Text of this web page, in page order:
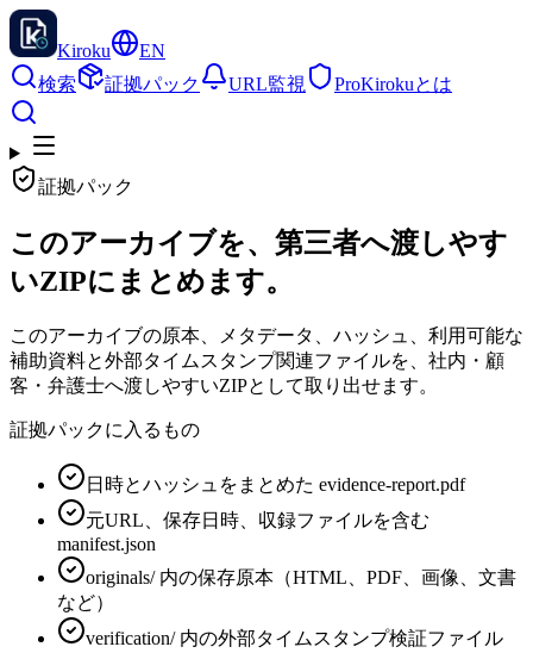
Kiroku
EN
検索
証拠パック URL監視 ProKirokuとは
証拠パック
このアーカイブを、第三者へ渡しやす
いZIPにまとめます。
このアーカイブの原本、メタデータ、ハッシュ、利用可能な
補助資料と外部タイムスタンプ関連ファイルを、社内・顧
客・弁護士へ渡しやすいZIPとして取り出せます。
証拠パックに入るもの
日時とハッシュをまとめた evidence-report.pdf
元URL、保存日時、収録ファイルを含む
manifest.json
originals/ 内の保存原本（HTML、PDF、画像、文書
など）
verification/ 内の外部タイムスタンプ検証ファイル